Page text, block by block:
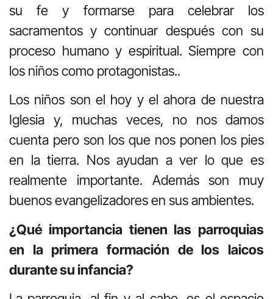
su fe y formarse para celebrar los
sacramentos y continuar después con su
proceso humano y espiritual. Siempre con
los niños como protagonistas..
Los niños son el hoy y el ahora de nuestra
Iglesia y, muchas veces, no nos damos
cuenta pero son los que nos ponen los pies
en la tierra. Nos ayudan a ver lo que es
realmente importante. Además son muy
buenos evangelizadores en sus ambientes.
¿Qué importancia tienen las parroquias
en la primera formación de los laicos
durante su infancia?